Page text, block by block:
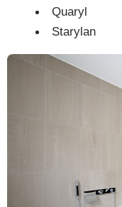
Quaryl
Starylan